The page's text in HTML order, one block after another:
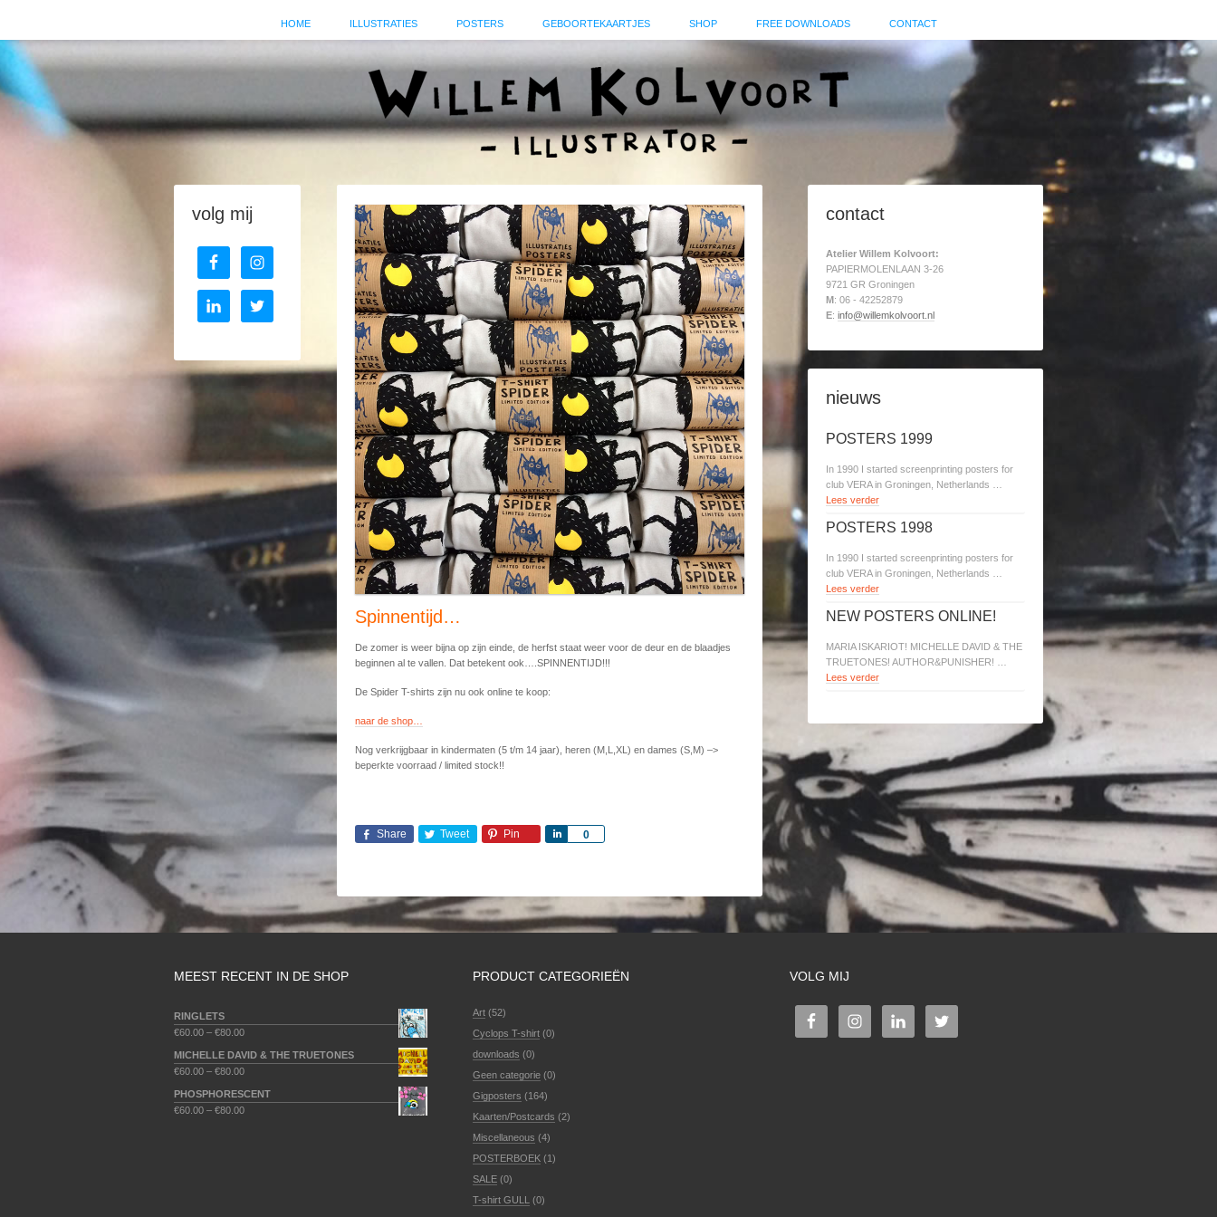
HOME ILLUSTRATIES POSTERS GEBOORTEKAARTJES SHOP FREE DOWNLOADS CONTACT
Spinnentijd…
De zomer is weer bijna op zijn einde, de herfst staat weer voor de deur en de blaadjes
beginnen al te vallen. Dat betekent ook….SPINNENTIJD!!!
De Spider T-shirts zijn nu ook online te koop:
naar de shop…
Nog verkrijgbaar in kindermaten (5 t/m 14 jaar), heren (M,L,XL) en dames (S,M) –>
beperkte voorraad / limited stock!!
Share Tweet Pin 0
Share
contact
Atelier Willem Kolvoort:
PAPIERMOLENLAAN 3-26
9721 GR Groningen
M: 06 - 42252879
E: info@willemkolvoort.nl
nieuws
POSTERS 1999
In 1990 I started screenprinting posters for
club VERA in Groningen, Netherlands …
Lees verder
POSTERS 1998
In 1990 I started screenprinting posters for
club VERA in Groningen, Netherlands …
Lees verder
NEW POSTERS ONLINE!
MARIA ISKARIOT! MICHELLE DAVID & THE
TRUETONES! AUTHOR&PUNISHER! …
Lees verder
volg mij
MEEST RECENT IN DE SHOP
RINGLETS
€60.00 – €80.00
MICHELLE DAVID & THE TRUETONES
€60.00 – €80.00
PHOSPHORESCENT
€60.00 – €80.00
PRODUCT CATEGORIEËN
Art (52)
Cyclops T-shirt (0)
downloads (0)
Geen categorie (0)
Gigposters (164)
Kaarten/Postcards (2)
Miscellaneous (4)
POSTERBOEK (1)
SALE (0)
T-shirt GULL (0)
VOLG MIJ